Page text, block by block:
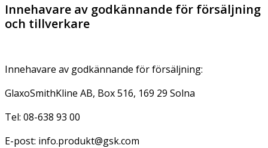
Innehavare av godkännande för försäljning
och tillverkare
Innehavare av godkännande för försäljning:
GlaxoSmithKline AB, Box 516, 169 29 Solna
Tel: 08-638 93 00
E-post: info.produkt@gsk.com